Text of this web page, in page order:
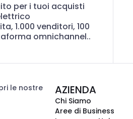
per i tuoi acquisti
1.000 venditori, 100
omnichannel..
le nostre
AZIENDA
Chi Siamo
Aree di Business